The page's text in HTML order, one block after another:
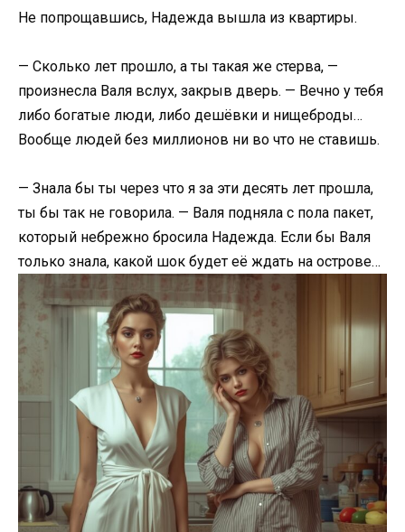
​Не попрощавшись, Надежда вышла из квартиры.​
​— Сколько лет прошло, а ты такая же стерва, —
произнесла Валя вслух, закрыв дверь. — Вечно у тебя
либо богатые люди, либо дешёвки и нищеброды…
Вообще людей без миллионов ни во что не ставишь.​
​— Знала бы ты через что я за эти десять лет прошла,
ты бы так не говорила. — Валя подняла с пола пакет,
который небрежно бросила Надежда. Если бы Валя
только знала, какой шок будет её ждать на острове…​